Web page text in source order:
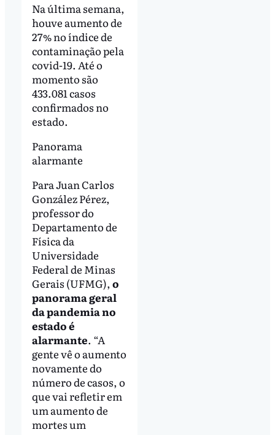
Na última semana,
houve aumento de
27% no índice de
contaminação pela
covid-19. Até o
momento são
433.081 casos
confirmados no
estado.
Panorama
alarmante
Para Juan Carlos
González Pérez,
professor do
Departamento de
Física da
Universidade
Federal de Minas
Gerais (UFMG), o
panorama geral
da pandemia no
estado é
alarmante. “A
gente vê o aumento
novamente do
número de casos, o
que vai refletir em
um aumento de
mortes um